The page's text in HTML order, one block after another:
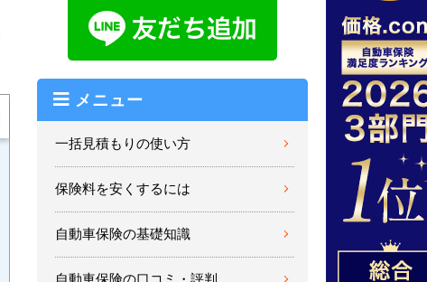
メニュー
一括見積もりの使い方
保険料を安くするには
自動車保険の基礎知識
自動車保険の口コミ・評判